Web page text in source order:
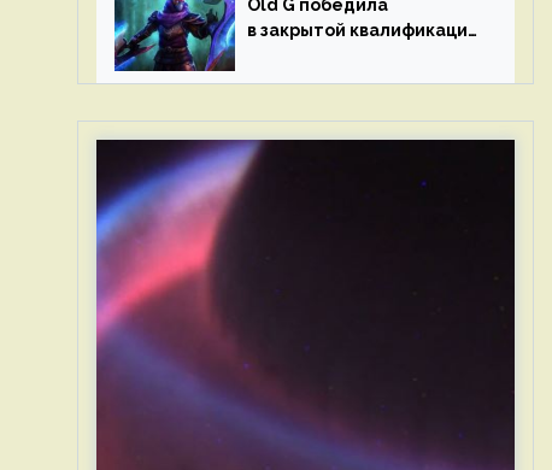
Old G победила
в закрытой квалификации
Западной Европы